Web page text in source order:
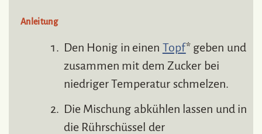
Anleitung
Den Honig in einen Topf* geben und
zusammen mit dem Zucker bei
niedriger Temperatur schmelzen.
Die Mischung abkühlen lassen und in
die Rührschüssel der